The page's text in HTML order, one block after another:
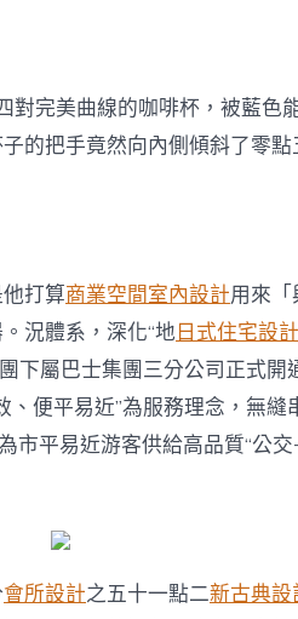
島
出
游
快
巴
JIUYI
俱
意
室
內
設
洲
M01
線
開
對完美曲線的咖啡杯，被藍色
的把手竟然向內側傾斜了零點
打算商業空間室內設計用來
況體系，深化“地日式住宅設計
下屬巴士集團三分公司正式開
、便平易近”為服務理念，無縫
市平易近游客供給高品質“公
會所設計之五十一點二新古典設